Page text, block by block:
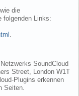
die
folgenden Links:
SoundCloud
Street, London W1T
Plugins erkennen
Seiten.